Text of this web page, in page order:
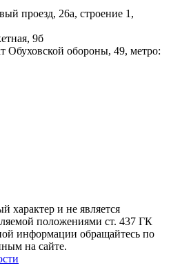
проезд, 26а, строение 1,
9б
Обуховской обороны, 49, метро:
характер и не является
положениями ст. 437 ГК
информации обращайтесь по
на сайте.